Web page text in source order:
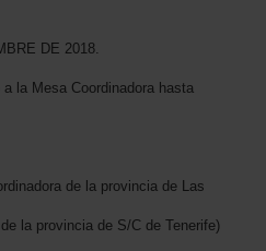
DE 2018.
la Mesa Coordinadora hasta
de la provincia de Las
la provincia de S/C de Tenerife)